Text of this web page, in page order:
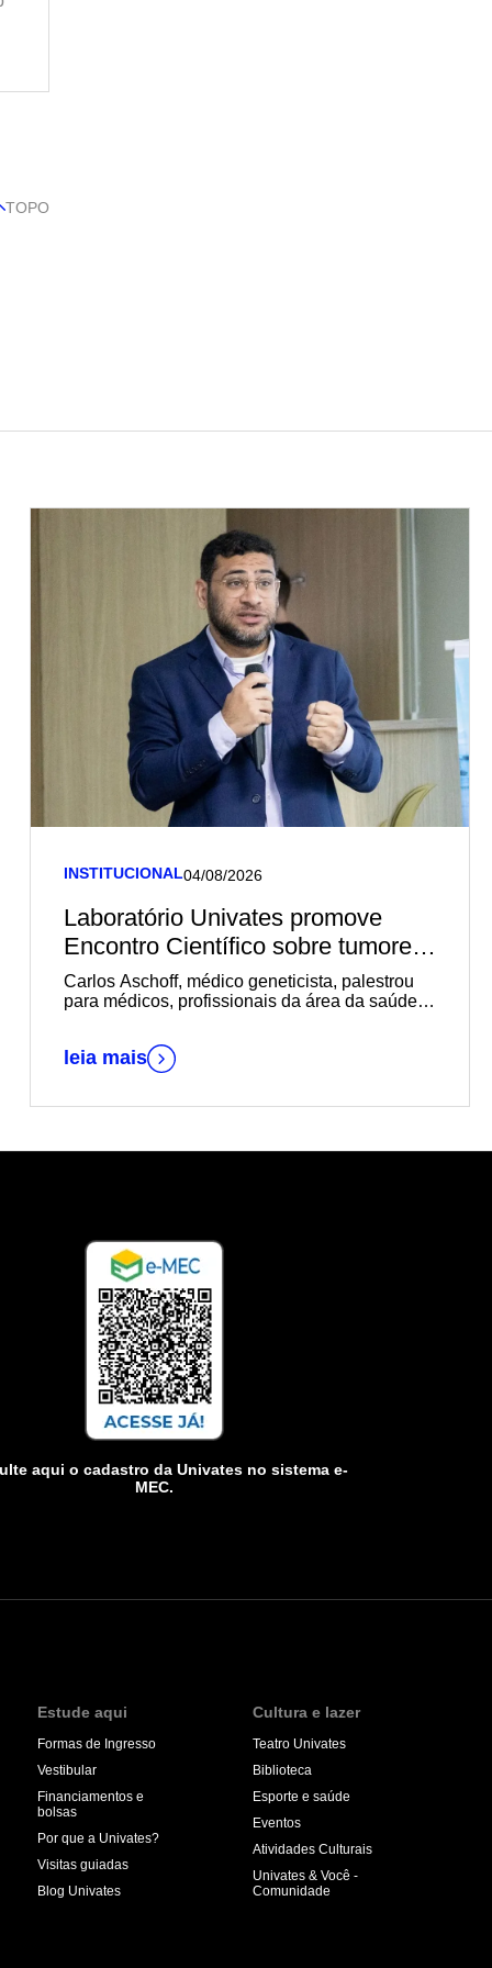
TOPO
INSTITUCIONAL04/08/2026
Laboratório Univates promove
Encontro Científico sobre tumores
germinativos
Carlos Aschoff, médico geneticista, palestrou
para médicos, profissionais da área da saúde e
leia mais
aqui o cadastro da Univates no sistema e-
MEC.
Estude aqui
Formas de Ingresso
Vestibular
Financiamentos e
bolsas
Por que a Univates?
Visitas guiadas
Blog Univates
Cultura e lazer
Teatro Univates
Biblioteca
Esporte e saúde
Eventos
Atividades Culturais
Univates & Você -
Comunidade